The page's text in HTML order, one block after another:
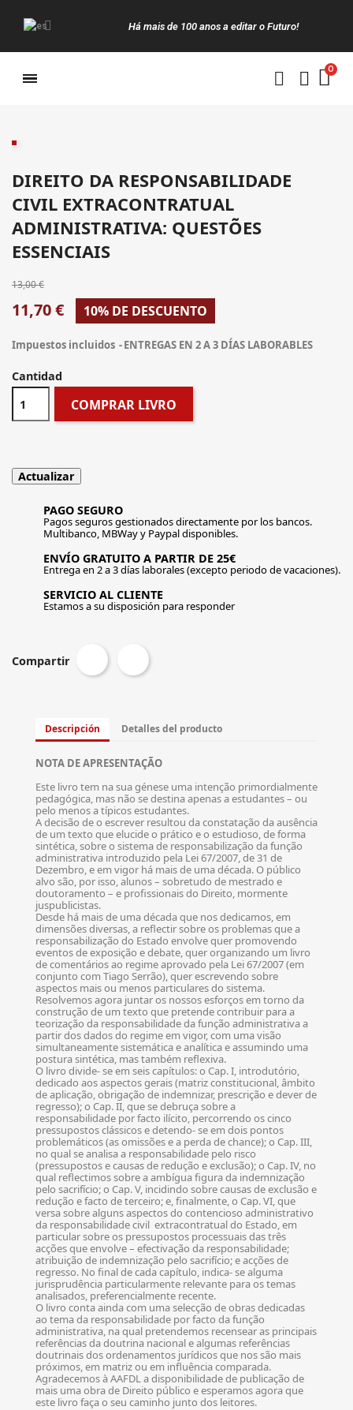
Há mais de 100 anos a editar o Futuro!
DIREITO DA RESPONSABILIDADE
CIVIL EXTRACONTRATUAL
ADMINISTRATIVA: QUESTÕES
ESSENCIAIS
13,00 €
11,70 € 10% DE DESCUENTO
Impuestos incluidos ENTREGAS EN 2 A 3 DÍAS LABORABLES
Cantidad
COMPRAR LIVRO
PAGO SEGURO
Pagos seguros gestionados directamente por los bancos.
Multibanco, MBWay y Paypal disponibles.
ENVÍO GRATUITO A PARTIR DE 25€
Entrega en 2 a 3 días laborales (excepto periodo de vacaciones).
SERVICIO AL CLIENTE
Estamos a su disposición para responder
Compartir
Descripción Detalles del producto
NOTA DE APRESENTAÇÃO
Este livro tem na sua génese uma intenção primordialmente
pedagógica, mas não se destina apenas a estudantes – ou
pelo menos a típicos estudantes.
A decisão de o escrever resultou da constatação da ausência
de um texto que elucide o prático e o estudioso, de forma
sintética, sobre o sistema de responsabilização da função
administrativa introduzido pela Lei 67/2007, de 31 de
Dezembro, e em vigor há mais de uma década. O público
alvo são, por isso, alunos – sobretudo de mestrado e
doutoramento – e profissionais do Direito, mormente
juspublicistas.
Desde há mais de uma década que nos dedicamos, em
dimensões diversas, a reflectir sobre os problemas que a
responsabilização do Estado envolve quer promovendo
eventos de exposição e debate, quer organizando um livro
de comentários ao regime aprovado pela Lei 67/2007 (em
conjunto com Tiago Serrão), quer escrevendo sobre
aspectos mais ou menos particulares do sistema.
Resolvemos agora juntar os nossos esforços em torno da
construção de um texto que pretende contribuir para a
teorização da responsabilidade da função administrativa a
partir dos dados do regime em vigor, com uma visão
simultaneamente sistemática e analítica e assumindo uma
postura sintética, mas também reflexiva.
O livro divide- se em seis capítulos: o Cap. I, introdutório,
dedicado aos aspectos gerais (matriz constitucional, âmbito
de aplicação, obrigação de indemnizar, prescrição e dever de
regresso); o Cap. II, que se debruça sobre a
responsabilidade por facto ilícito, percorrendo os cinco
pressupostos clássicos e detendo- se em dois pontos
problemáticos (as omissões e a perda de chance); o Cap. III,
no qual se analisa a responsabilidade pelo risco
(pressupostos e causas de redução e exclusão); o Cap. IV, no
qual reflectimos sobre a ambígua figura da indemnização
pelo sacrifício; o Cap. V, incidindo sobre causas de exclusão e
redução e facto de terceiro; e, finalmente, o Cap. VI, que
versa sobre alguns aspectos do contencioso administrativo
da responsabilidade civil extracontratual do Estado, em
particular sobre os pressupostos processuais das três
acções que envolve – efectivação da responsabilidade;
atribuição de indemnização pelo sacrifício; e acções de
regresso. No final de cada capítulo, indica- se alguma
jurisprudência particularmente relevante para os temas
analisados, preferencialmente recente.
O livro conta ainda com uma selecção de obras dedicadas
ao tema da responsabilidade por facto da função
administrativa, na qual pretendemos recensear as principais
referências da doutrina nacional e algumas referências
doutrinais dos ordenamentos jurídicos que nos são mais
próximos, em matriz ou em influência comparada.
Agradecemos à AAFDL a disponibilidade de publicação de
mais uma obra de Direito público e esperamos agora que
este livro faça o seu caminho junto dos leitores.